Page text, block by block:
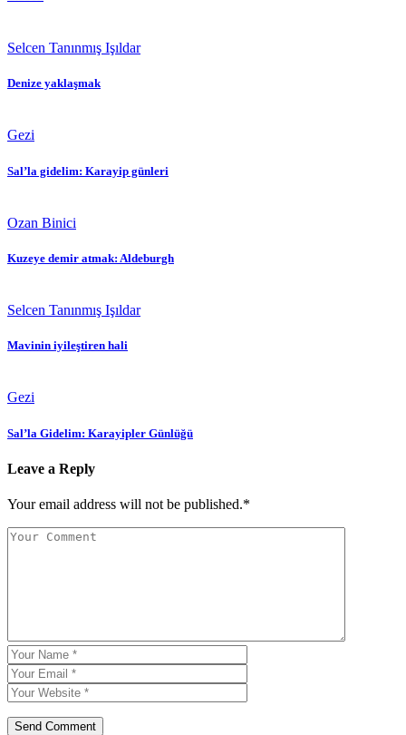
Selcen Tanınmış Işıldar
Denize yaklaşmak
Gezi
Sal’la gidelim: Karayip günleri
Ozan Binici
Kuzeye demir atmak: Aldeburgh
Selcen Tanınmış Işıldar
Mavinin iyileştiren hali
Gezi
Sal’la Gidelim: Karayipler Günlüğü
Leave a Reply
Your email address will not be published.*